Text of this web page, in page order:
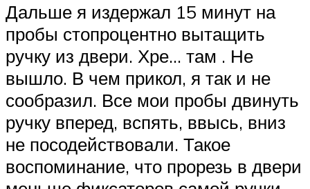
Дальше я издержал 15 минут на
пробы стопроцентно вытащить
ручку из двери. Хре… там . Не
вышло. В чем прикол, я так и не
сообразил. Все мои пробы двинуть
ручку вперед, вспять, ввысь, вниз
не посодействовали. Такое
воспоминание, что прорезь в двери